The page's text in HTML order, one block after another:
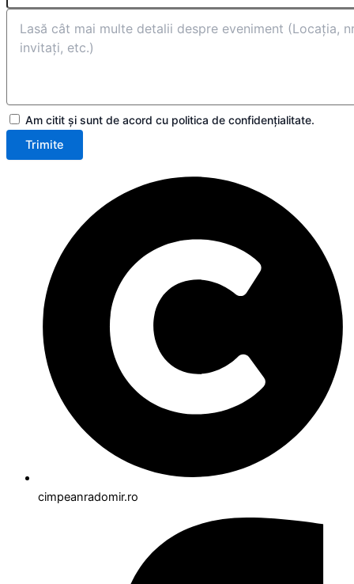
Am citit și sunt de acord cu politica de confidențialitate.
Trimite
cimpeanradomir.ro